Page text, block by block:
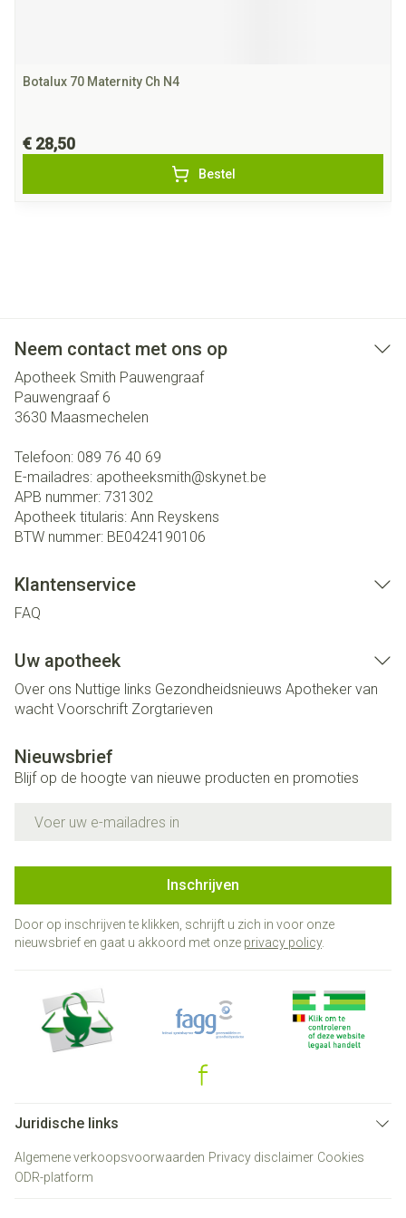
Botalux 70 Maternity Ch N4
€ 28,50
Bestel
Neem contact met ons op
Apotheek Smith Pauwengraaf
Pauwengraaf 6
3630 Maasmechelen
Telefoon: 089 76 40 69
E-mailadres: apotheeksmith@skynet.be
APB nummer: 731302
Apotheek titularis: Ann Reyskens
BTW nummer: BE0424190106
Klantenservice
FAQ
Uw apotheek
Over ons Nuttige links Gezondheidsnieuws Apotheker van
wacht Voorschrift Zorgtarieven
Nieuwsbrief
Blijf op de hoogte van nieuwe producten en promoties
Inschrijven
Door op inschrijven te klikken, schrijft u zich in voor onze
nieuwsbrief en gaat u akkoord met onze privacy policy.
Juridische links
Algemene verkoopsvoorwaarden Privacy disclaimer Cookies
ODR-platform